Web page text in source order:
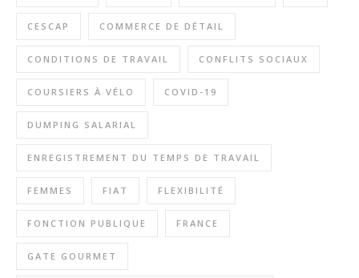
CESCAP COMMERCE DE DÉTAIL
CONDITIONS DE TRAVAIL CONFLITS SOCIAUX
COURSIERS À VÉLO COVID-19
DUMPING SALARIAL
ENREGISTREMENT DU TEMPS DE TRAVAIL
FEMMES FIAT FLEXIBILITÉ
FONCTION PUBLIQUE FRANCE
GATE GOURMET